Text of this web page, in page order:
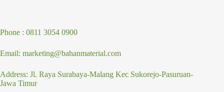
Phone : 0811 3054 0900
Email: marketing@bahanmaterial.com
Address: Jl. Raya Surabaya-Malang Kec Sukorejo-Pasuruan-
Jawa Timur